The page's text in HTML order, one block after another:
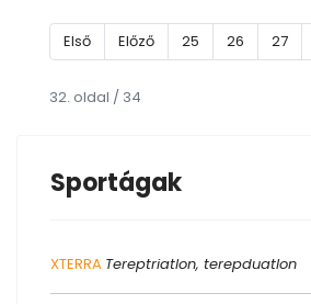
Első Előző 25 26 27
32. oldal / 34
Sportágak
XTERRA Tereptriatlon, terepduatlon